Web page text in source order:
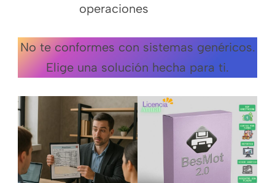
operaciones
No te conformes con sistemas genéricos.
Elige una solución hecha para ti.